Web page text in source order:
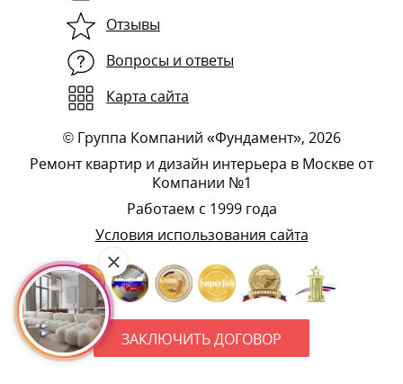
Отзывы
Вопросы и ответы
Карта сайта
© Группа Компаний «Фундамент», 2026
Ремонт квартир и дизайн интерьера в Москве от
Компании №1
Работаем с 1999 года
Условия использования сайта
ЗАКЛЮЧИТЬ ДОГОВОР